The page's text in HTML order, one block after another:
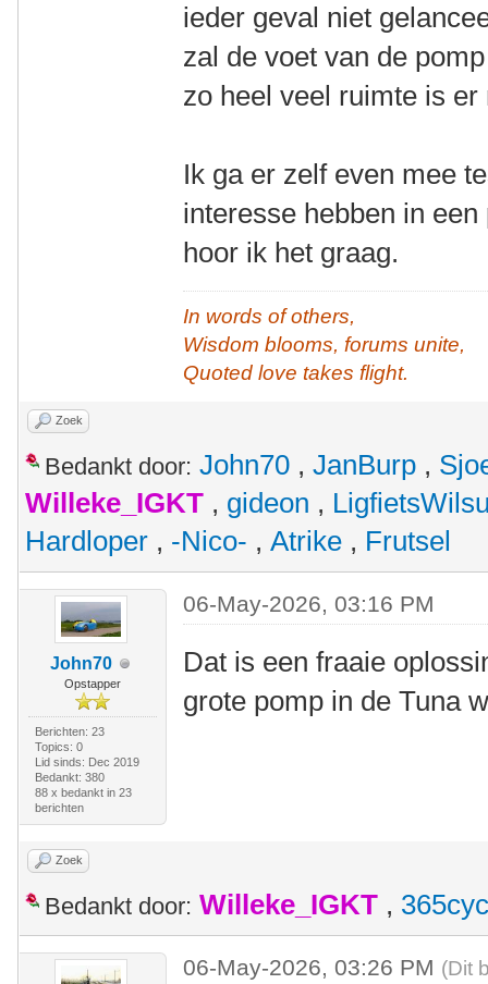
ieder geval niet
zal de voet van de
zo heel veel ruimte is er
Ik ga er zelf even mee
interesse hebben in
hoor ik het graag.
In words of others,
Wisdom blooms, forums unite,
Quoted love takes flight.
Zoek
Bedankt door: John70 , JanBurp ,
Willeke_IGKT , gideon ,
Hardloper , -Nico- , Atrike , Frutsel
John70
Opstapper
Berichten: 23
Topics: 0
Lid sinds: Dec 2019
Bedankt: 380
88 x bedankt in 23
berichten
06-May-2026, 03:16 PM
Dat is een fraaie
grote pomp in de Tuna
Zoek
Bedankt door: Willeke_IGKT ,
06-May-2026, 03:26 PM (Dit